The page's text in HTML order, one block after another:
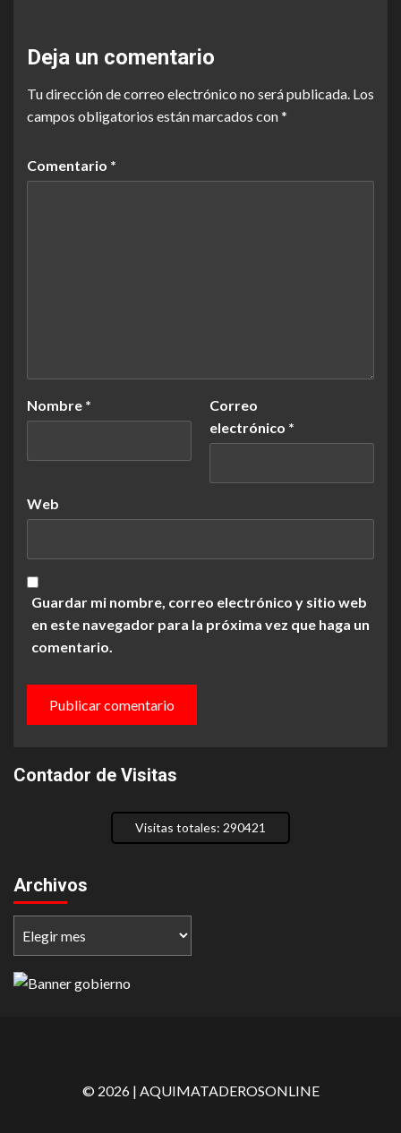
Deja un comentario
Tu dirección de correo electrónico no será publicada. Los
campos obligatorios están marcados con*
Comentario *
Nombre *
Correo
electrónico *
Web
Guardar mi nombre, correo electrónico y sitio web
en este navegador para la próxima vez que haga un
comentario.
Contador de Visitas
Visitas totales: 290421
Archivos
© 2026| AQUIMATADEROSONLINE